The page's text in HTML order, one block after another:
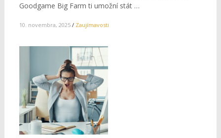
Goodgame Big Farm ti umožní stát …
10. novembra, 2025 / Zaujímavosti